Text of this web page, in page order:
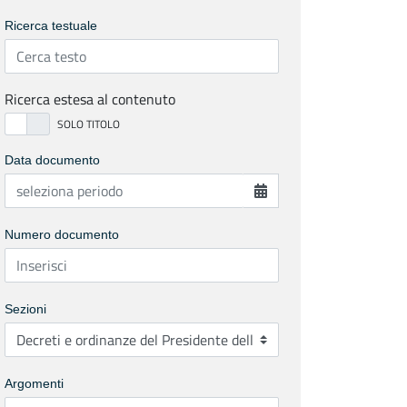
Ricerca testuale
Ricerca estesa al contenuto
Data documento
Numero documento
Sezioni
Argomenti